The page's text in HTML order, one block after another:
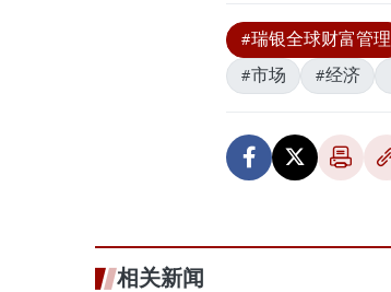
#瑞银全球财富管理
#市场
#经济
相关新闻